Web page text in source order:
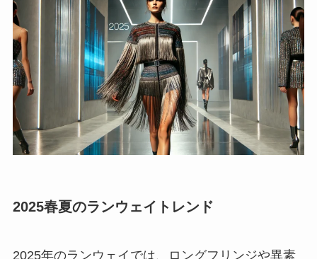
2025春夏のランウェイトレンド
2025年のランウェイでは、ロングフリンジや異素